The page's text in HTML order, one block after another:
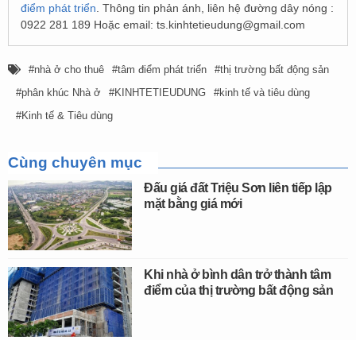
điểm phát triển . Thông tin phản ánh, liên hệ đường dây nóng :
0922 281 189 Hoặc email: ts.kinhtetieudung@gmail.com
nhà ở cho thuê tâm điểm phát triển
thị trường bất động sản
phân khúc Nhà ở
KINHTETIEUDUNG
kinh tế và tiêu dùng
Kinh tế & Tiêu dùng
Cùng chuyên mục
Đấu giá đất Triệu Sơn liên tiếp lập
mặt bằng giá mới
Khi nhà ở bình dân trở thành tâm
điểm của thị trường bất động sản